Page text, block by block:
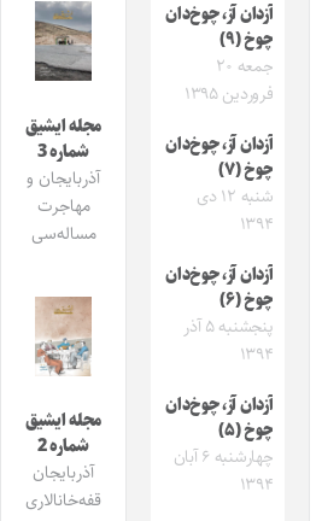
آزدان آز، چوخ‌دان
چوخ (۹)
جمعه ۲۰
فروردین ۱۳۹۵
آزدان آز، چوخ‌دان
چوخ (۷)
شنبه ۱۲ دی
۱۳۹۴
آزدان آز، چوخ‌دان
چوخ (۶)
پنجشنبه ۵ آذر
۱۳۹۴
آزدان آز، چوخ‌دان
چوخ (۵)
چهارشنبه ۶ آبان
۱۳۹۴
مجله ایشیق
شماره 3
آذربایجان و
مهاجرت
مساله‌سی
مجله ایشیق
شماره 2
آذربایجان
قفه‌خانالاری